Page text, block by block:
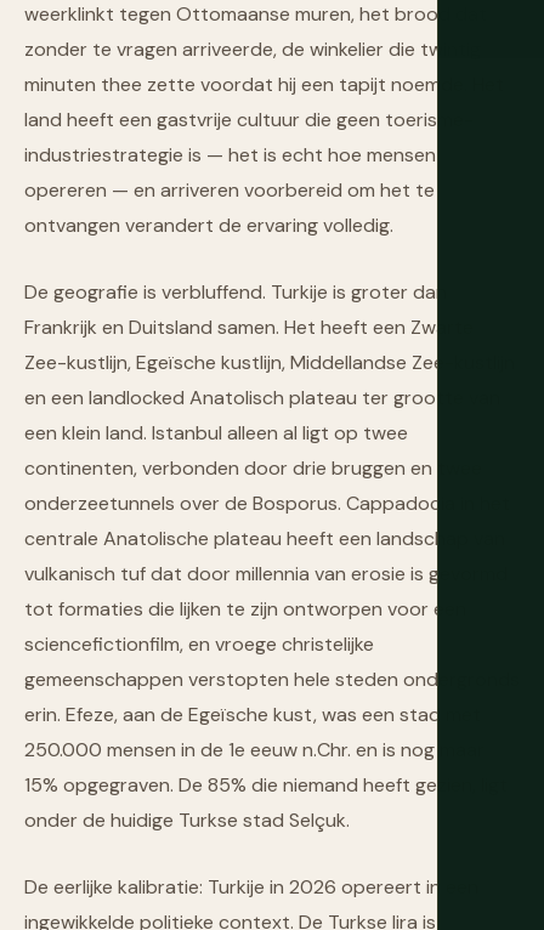
weerklinkt tegen Ottomaanse muren, het brood dat
zonder te vragen arriveerde, de winkelier die twintig
minuten thee zette voordat hij een tapijt noemde. Het
land heeft een gastvrije cultuur die geen toerisme-
industriestrategie is — het is echt hoe mensen
opereren — en arriveren voorbereid om het te
ontvangen verandert de ervaring volledig.
De geografie is verbluffend. Turkije is groter dan
Frankrijk en Duitsland samen. Het heeft een Zwarte
Zee-kustlijn, Egeïsche kustlijn, Middellandse Zee-kustlijn
en een landlocked Anatolisch plateau ter grootte van
een klein land. Istanbul alleen al ligt op twee
continenten, verbonden door drie bruggen en twee
onderzeetunnels over de Bosporus. Cappadocia in het
centrale Anatolische plateau heeft een landschap van
vulkanisch tuf dat door millennia van erosie is gevormd
tot formaties die lijken te zijn ontworpen voor een
sciencefictionfilm, en vroege christelijke
gemeenschappen verstopten hele steden ondergronds
erin. Efeze, aan de Egeïsche kust, was een stad met
250.000 mensen in de 1e eeuw n.Chr. en is nog maar
15% opgegraven. De 85% die niemand heeft gezien, ligt
onder de huidige Turkse stad Selçuk.
De eerlijke kalibratie: Turkije in 2026 opereert in een
ingewikkelde politieke context. De Turkse lira is